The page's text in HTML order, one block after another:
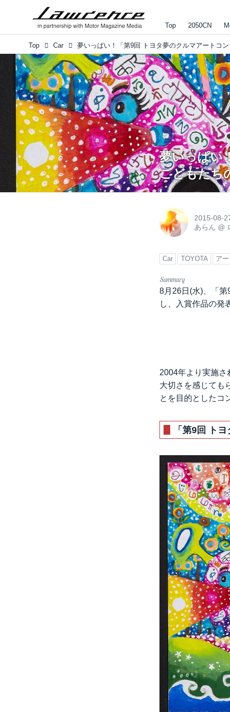
Top 2050CN
Top Car
夢いっぱい
こどもたち
2015-08-
あらん @
Car TOYOTA アー
8月26日(水)、「
し、入賞作品の発
2004年より実施
大切さを感じても
とを目的としたコ
「第9回 ト